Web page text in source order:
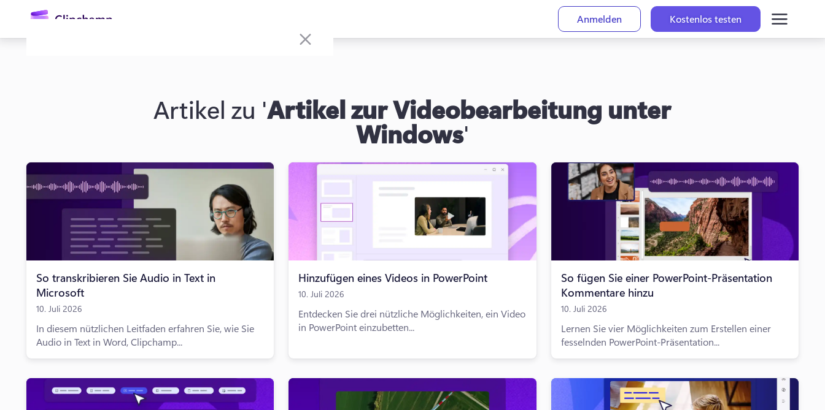
Anmelden
Kostenlos testen
Kostenlos testen
Artikel zu 'Artikel zur Videobearbeitung unter
Windows'
So transkribieren Sie Audio in Text in
Microsoft
10. Juli 2026
In diesem nützlichen Leitfaden erfahren Sie, wie Sie
Audio in Text in Word, Clipchamp...
Hinzufügen eines Videos in PowerPoint
10. Juli 2026
Entdecken Sie drei nützliche Möglichkeiten, ein Video
in PowerPoint einzubetten...
So fügen Sie einer PowerPoint-Präsentation
Kommentare hinzu
10. Juli 2026
Lernen Sie vier Möglichkeiten zum Erstellen einer
fesselnden PowerPoint-Präsentation...